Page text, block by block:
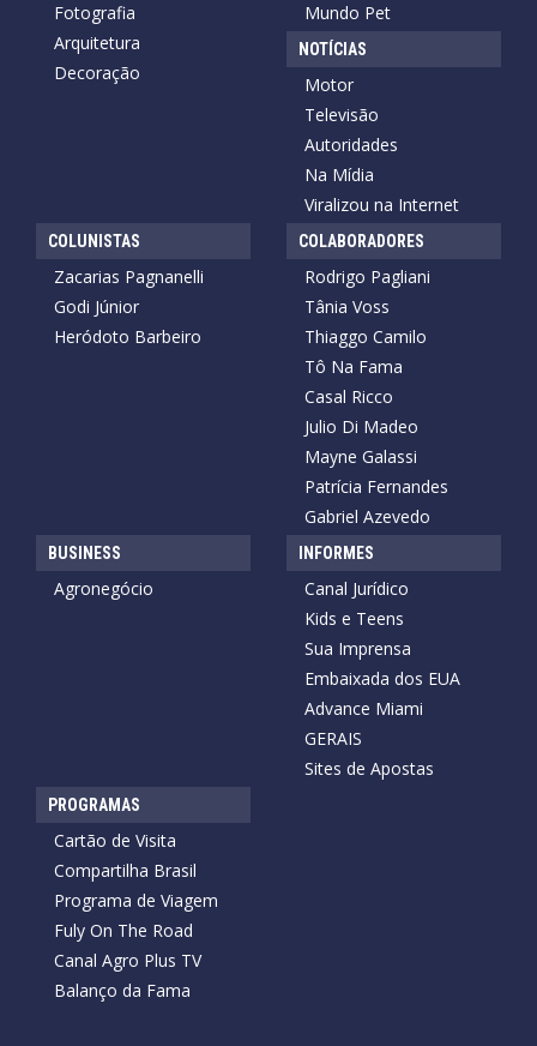
Fotografia
Arquitetura
Decoração
Mundo Pet
NOTÍCIAS
Motor
Televisão
Autoridades
Na Mídia
Viralizou na Internet
COLUNISTAS
Zacarias Pagnanelli
Godi Júnior
Heródoto Barbeiro
COLABORADORES
Rodrigo Pagliani
Tânia Voss
Thiaggo Camilo
Tô Na Fama
Casal Ricco
Julio Di Madeo
Mayne Galassi
Patrícia Fernandes
Gabriel Azevedo
BUSINESS
Agronegócio
INFORMES
Canal Jurídico
Kids e Teens
Sua Imprensa
Embaixada dos EUA
Advance Miami
GERAIS
Sites de Apostas
PROGRAMAS
Cartão de Visita
Compartilha Brasil
Programa de Viagem
Fuly On The Road
Canal Agro Plus TV
Balanço da Fama